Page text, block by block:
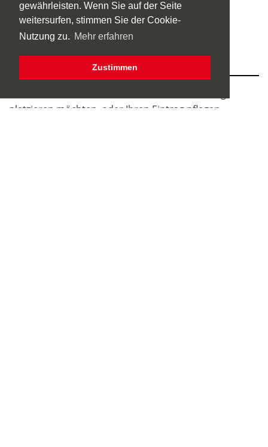
gewährleisten. Wenn Sie auf der Seite
weitersurfen, stimmen Sie der Cookie-
Nutzung zu. Mehr erfahren
Zustimmen
Träger der Einrichtung:
Diakonisches Werk Hannover gGmbH
platzieren möchten, oder Ihren Eintrag pflegen,